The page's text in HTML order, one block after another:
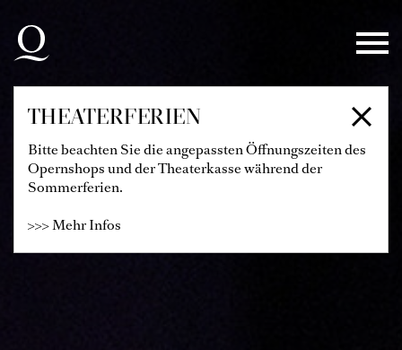
Zur Hauptnavigation springen
Zum Hauptinhalt springen
Zum Footer springen
THEATERFERIEN
Bitte beachten Sie die angepassten Öffnungszeiten des
Opernshops und der Theaterkasse während der
Sommerferien.
>>> Mehr Infos